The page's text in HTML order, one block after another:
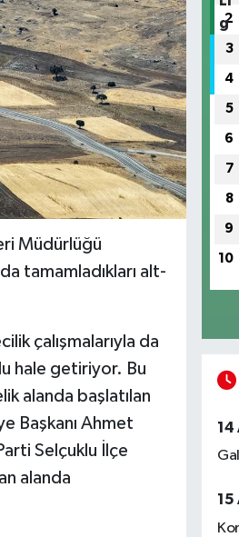
Müdürlüğü
tamamladıkları alt-
çalışmalarıyla da
hale getiriyor. Bu
alanda başlatılan
Başkanı Ahmet
Selçuklu İlçe
alanda
2
3
4
5
6
7
8
9
10
14
15